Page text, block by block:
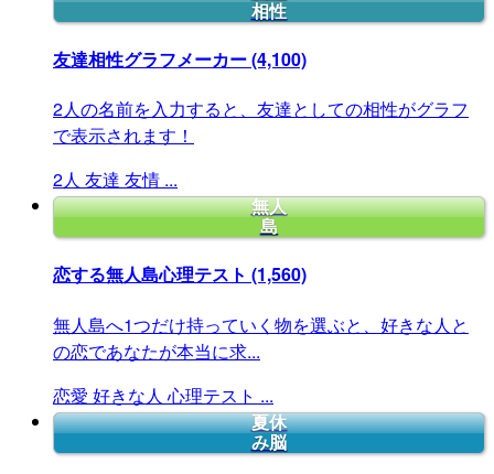
相性
友達相性グラフメーカー(4,100)
2人の名前を入力すると、友達としての相性がグラフ
で表示されます！
2人 友達 友情 ...
無人
島
恋する無人島心理テスト (1,560)
無人島へ1つだけ持っていく物を選ぶと、好きな人と
の恋であなたが本当に求...
恋愛 好きな人 心理テスト ...
夏休
み脳